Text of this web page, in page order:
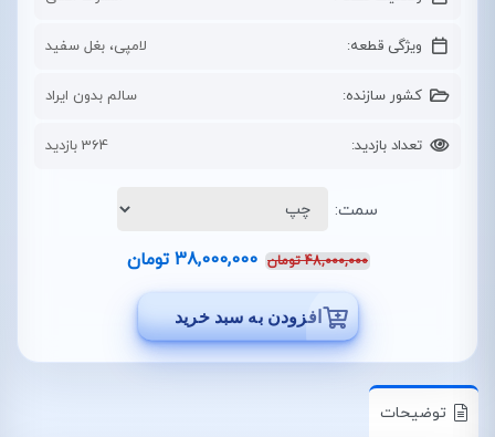
ویژگی قطعه: لامپی، بغل سفید
کشور سازنده: سالم بدون ایراد
تعداد بازدید: 364 بازدید
سمت:
48,000,000 تومان 38,000,000 تومان
افزودن به سبد خرید
توضیحات